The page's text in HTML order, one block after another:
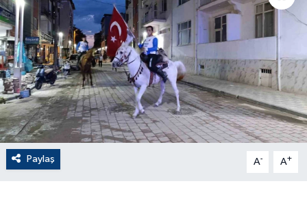
Paylaş A- A+
Dünya
EĞİTİM
EKONOMİ
English News
Finans